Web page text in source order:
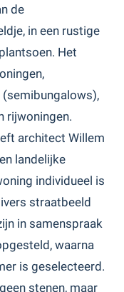
de
in een rustige
Het
rijwoningen.
architect Willem
landelijke
individueel is
straatbeeld
in samenspraak
waarna
is geselecteerd.
stenen, maar